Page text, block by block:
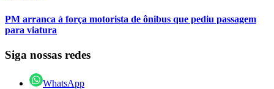
PM arranca à força motorista de ônibus que pediu passagem
para viatura
Siga nossas redes
WhatsApp